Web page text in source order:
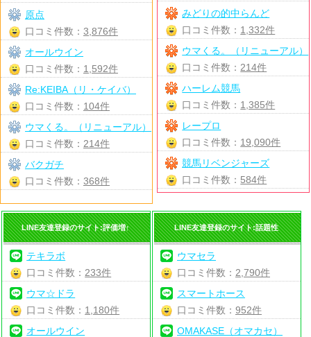
みどりの的中らんど
口コミ件数： 1,332件
ウマくる。（リニューアル）
口コミ件数： 214件
ハーレム競馬
口コミ件数： 1,385件
レープロ
口コミ件数： 19,090件
競馬リベンジャーズ
口コミ件数： 584件
原点
口コミ件数： 3,876件
オールウイン
口コミ件数： 1,592件
Re:KEIBA（リ・ケイバ）
口コミ件数： 104件
ウマくる。（リニューアル）
口コミ件数： 214件
バクガチ
口コミ件数： 368件
LINE友達登録のサイト:評価増↑
テキラボ
口コミ件数： 233件
ウマ☆ドラ
口コミ件数： 1,180件
オールウイン
LINE友達登録のサイト:話題性
ウマセラ
口コミ件数： 2,790件
スマートホース
口コミ件数： 952件
OMAKASE（オマカセ）